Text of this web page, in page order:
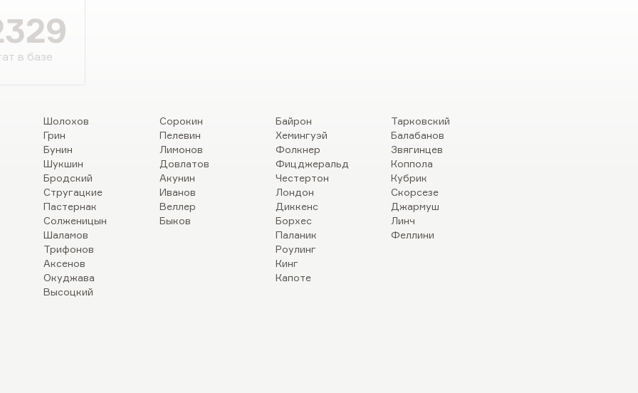
в базе
Шолохов
Грин
Бунин
Шукшин
Бродский
Стругацкие
Пастернак
Солженицын
Шаламов
Трифонов
Аксенов
Окуджава
Высоцкий
Сорокин
Пелевин
Лимонов
Довлатов
Акунин
Иванов
Веллер
Быков
Байрон
Хемингуэй
Фолкнер
Фицджеральд
Честертон
Лондон
Диккенс
Борхес
Паланик
Роулинг
Кинг
Капоте
Тарковский
Балабанов
Звягинцев
Коппола
Кубрик
Скорсезе
Джармуш
Линч
Феллини